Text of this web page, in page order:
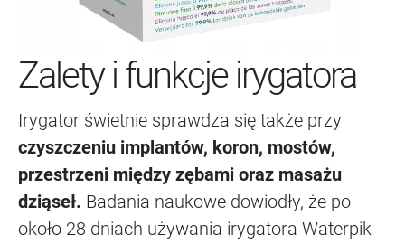
Zalety i funkcje irygatora
Irygator świetnie sprawdza się także przy
czyszczeniu implantów, koron, mostów,
przestrzeni między zębami oraz masażu
dziąseł. Badania naukowe dowiodły, że po
około 28 dniach używania irygatora Waterpik